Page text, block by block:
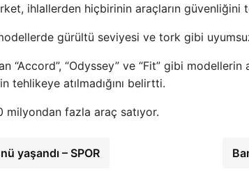
ihlallerden hiçbirinin araçların güvenliğini
gürültü seviyesi ve tork gibi
“Accord”, “Odyssey” ve “Fit” gibi modellerin
tehlikeye atılmadığını belirtti.
milyondan fazla araç satıyor.
yaşandı – SPOR